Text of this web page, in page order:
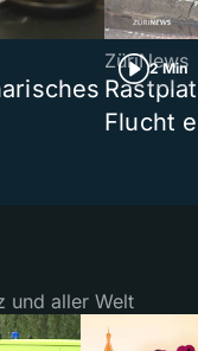
2 Min
ZüriNews
Flucht
und aller Welt